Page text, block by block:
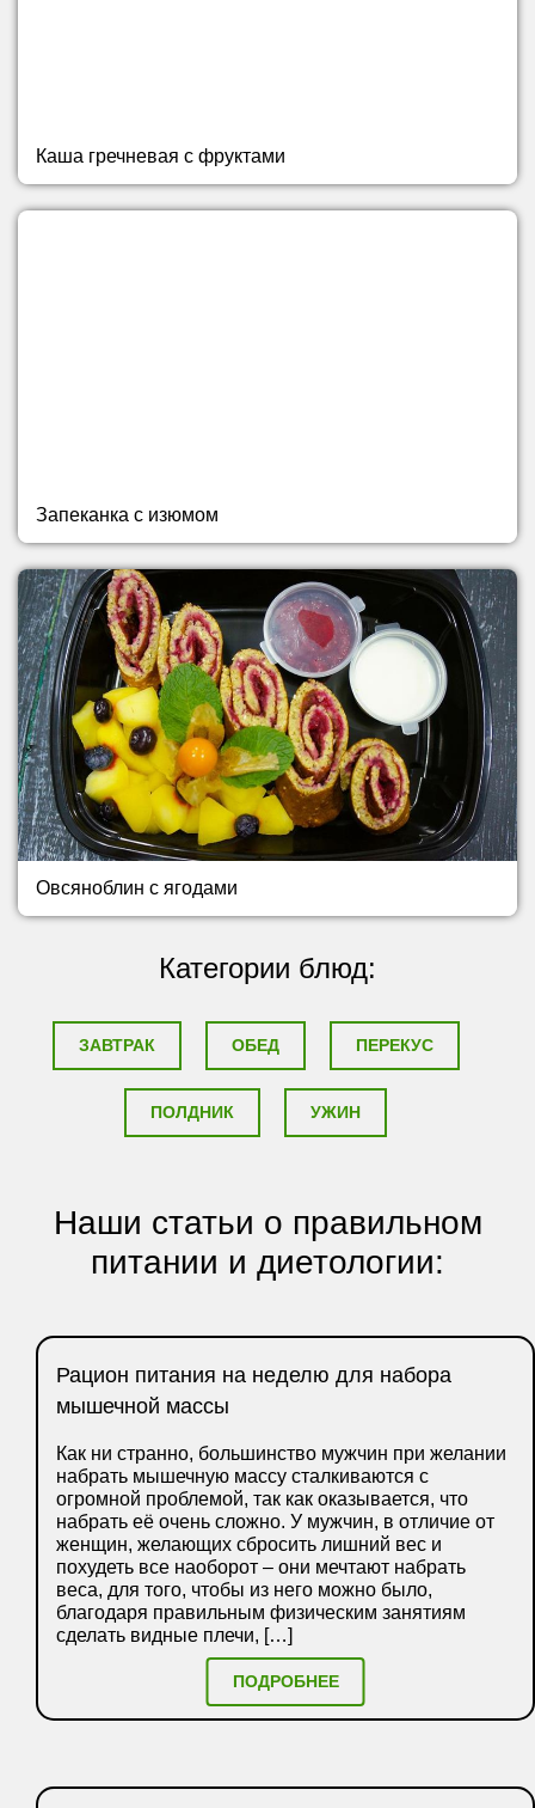
Каша гречневая с фруктами
Запеканка с изюмом
Овсяноблин с ягодами
Категории блюд:
ЗАВТРАК ОБЕД ПЕРЕКУС
ПОЛДНИК УЖИН
Наши статьи о правильном
питании и диетологии:
Рацион питания на неделю для набора
мышечной массы
Как ни странно, большинство мужчин при желании
набрать мышечную массу сталкиваются с
огромной проблемой, так как оказывается, что
набрать её очень сложно. У мужчин, в отличие от
женщин, желающих сбросить лишний вес и
похудеть все наоборот – они мечтают набрать
веса, для того, чтобы из него можно было,
благодаря правильным физическим занятиям
сделать видные плечи, […]
ПОДРОБНЕЕ